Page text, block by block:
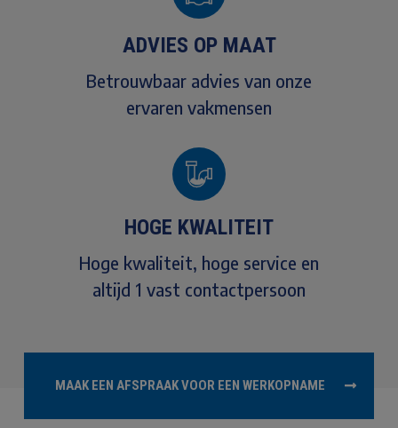
ADVIES OP MAAT
Betrouwbaar advies van onze
ervaren vakmensen
HOGE KWALITEIT
Hoge kwaliteit, hoge service en
altijd 1 vast contactpersoon
MAAK EEN AFSPRAAK VOOR EEN WERKOPNAME